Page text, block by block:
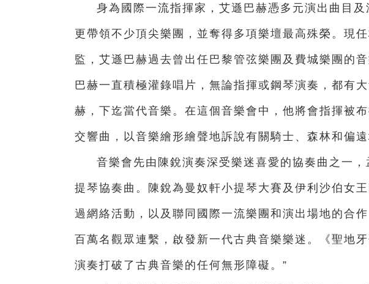
身為國際一流指揮家，艾遜巴赫憑多元演出曲目及
更帶領不少頂尖樂團，並奪得多項樂壇最高殊榮。現
監，艾遜巴赫過去曾出任巴黎管弦樂團及費城樂團的
巴赫一直積極灌錄唱片，無論指揮或鋼琴演奏，都有
赫，下迄當代音樂。在這個音樂會中，他將會指揮被
交響曲，以音樂繪形繪聲地訴說有關騎士、森林和偏遠
音樂會先由陳銳演奏深受樂迷喜愛的協奏曲之一
提琴協奏曲。陳銳為曼奴軒小提琴大賽及伊利沙伯女
過網絡活動，以及聯同國際一流樂團和演出場地的合
百萬名觀眾連繫，啟發新一代古典音樂樂迷。《聖地
演奏打破了古典音樂的任何無形障礙。”